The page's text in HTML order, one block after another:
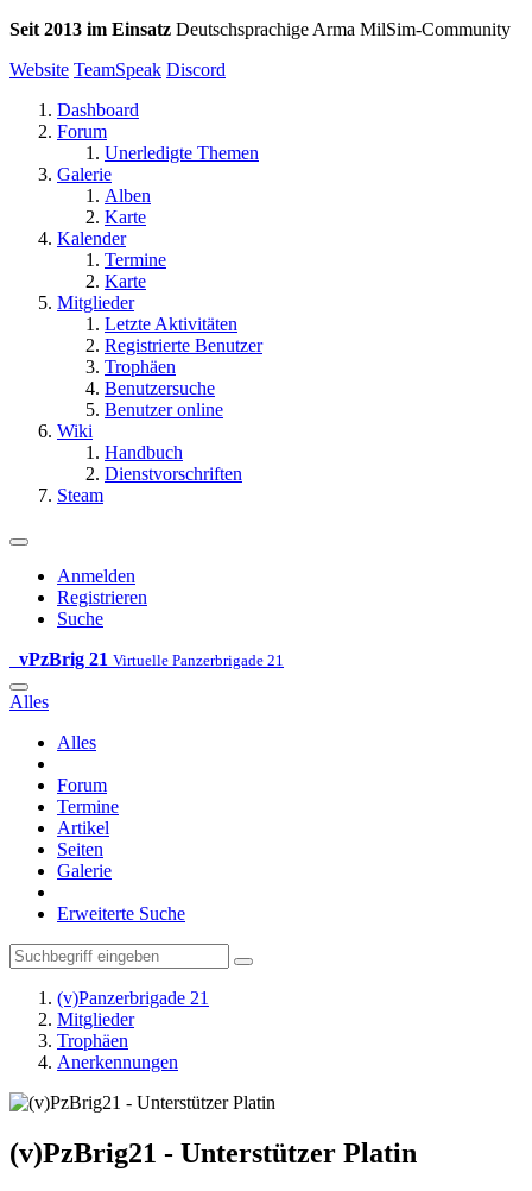
Seit 2013 im Einsatz Deutschsprachige Arma MilSim-Community
Website TeamSpeak Discord
Dashboard
Forum
Unerledigte Themen
Galerie
Alben
Karte
Kalender
Termine
Karte
Mitglieder
Letzte Aktivitäten
Registrierte Benutzer
Trophäen
Benutzersuche
Benutzer online
Wiki
Handbuch
Dienstvorschriften
Steam
Anmelden
Registrieren
Suche
vPzBrig 21 Virtuelle Panzerbrigade 21
Alles
Alles
Forum
Termine
Artikel
Seiten
Galerie
Erweiterte Suche
(v)Panzerbrigade 21
Mitglieder
Trophäen
Anerkennungen
(v)PzBrig21 - Unterstützer Platin